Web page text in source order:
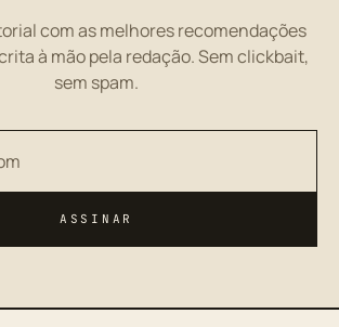
com as melhores recomendações
à mão pela redação. Sem clickbait,
sem spam.
ASSINAR